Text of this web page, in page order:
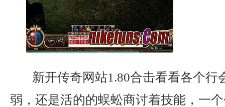
新开传奇网站1.80合击看看各个行
弱，还是活的的蜈蚣商讨着技能，一